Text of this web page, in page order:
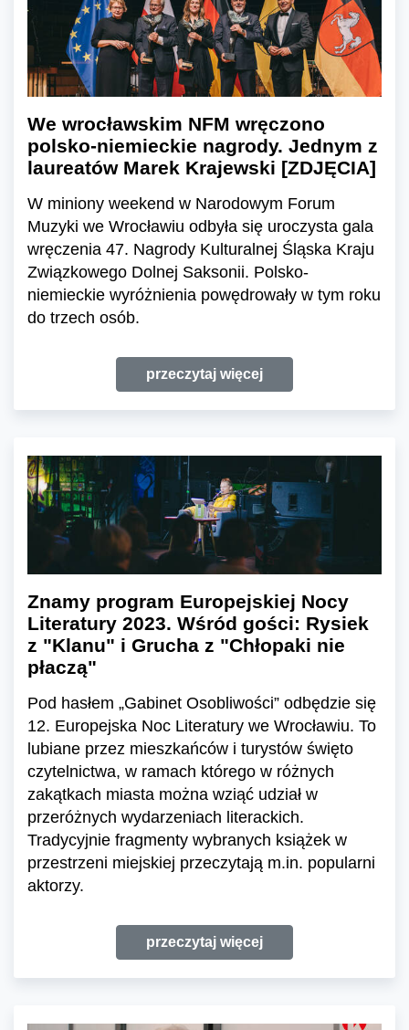
We wrocławskim NFM wręczono
polsko-niemieckie nagrody. Jednym z
laureatów Marek Krajewski [ZDJĘCIA]
W miniony weekend w Narodowym Forum
Muzyki we Wrocławiu odbyła się uroczysta gala
wręczenia 47. Nagrody Kulturalnej Śląska Kraju
Związkowego Dolnej Saksonii. Polsko-
niemieckie wyróżnienia powędrowały w tym roku
do trzech osób.
przeczytaj więcej
Znamy program Europejskiej Nocy
Literatury 2023. Wśród gości: Rysiek
z "Klanu" i Grucha z "Chłopaki nie
płaczą"
Pod hasłem „Gabinet Osobliwości” odbędzie się
12. Europejska Noc Literatury we Wrocławiu. To
lubiane przez mieszkańców i turystów święto
czytelnictwa, w ramach którego w różnych
zakątkach miasta można wziąć udział w
przeróżnych wydarzeniach literackich.
Tradycyjnie fragmenty wybranych książek w
przestrzeni miejskiej przeczytają m.in. popularni
aktorzy.
przeczytaj więcej